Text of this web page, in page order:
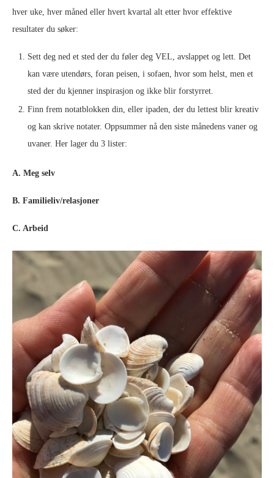
hver uke, hver måned eller hvert kvartal alt etter hvor effektive
resultater du søker:
Sett deg ned et sted der du føler deg VEL, avslappet og lett. Det
kan være utendørs, foran peisen, i sofaen, hvor som helst, men et
sted der du kjenner inspirasjon og ikke blir forstyrret.
Finn frem notatblokken din, eller ipaden, der du lettest blir kreativ
og kan skrive notater. Oppsummer nå den siste månedens vaner og
uvaner. Her lager du 3 lister:
A. Meg selv
B. Familieliv/relasjoner
C. Arbeid